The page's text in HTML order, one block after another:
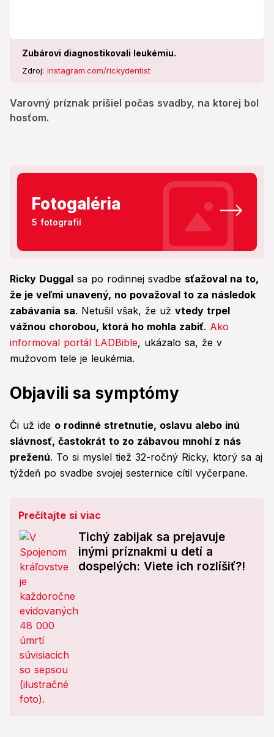
Zubárovi diagnostikovali leukémiu.
Zdroj: instagram.com/rickydentist
Varovný príznak prišiel počas svadby, na ktorej bol
hosťom.
Fotogaléria
5 fotografií
Ricky Duggal sa po rodinnej svadbe sťažoval na to,
že je veľmi unavený, no považoval to za následok
zabávania sa. Netušil však, že už vtedy trpel
vážnou chorobou, ktorá ho mohla zabiť. Ako
informoval portál LADBible, ukázalo sa, že v
mužovom tele je leukémia.
Objavili sa symptómy
Či už ide o rodinné stretnutie, oslavu alebo inú
slávnosť, častokrát to zo zábavou mnohí z nás
preženú. To si myslel tiež 32-ročný Ricky, ktorý sa aj
týždeň po svadbe svojej sesternice cítil vyčerpane.
Prečítajte si viac
Tichý zabijak sa prejavuje
inými príznakmi u detí a
dospelých: Viete ich rozlíšiť?!